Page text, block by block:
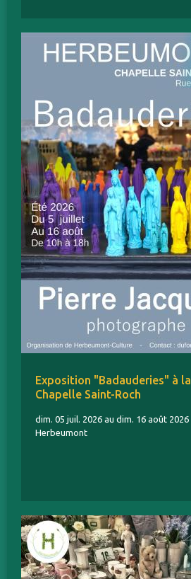
Exposition "Badauderies" à la
Chapelle Saint-Roch
dim. 05 juil. 2026 au dim. 16 août 2026
Herbeumont